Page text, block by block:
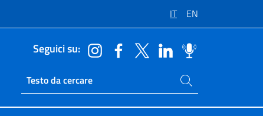
IT EN
Seguici su:
Ricerca sito live
Cerca nel sito